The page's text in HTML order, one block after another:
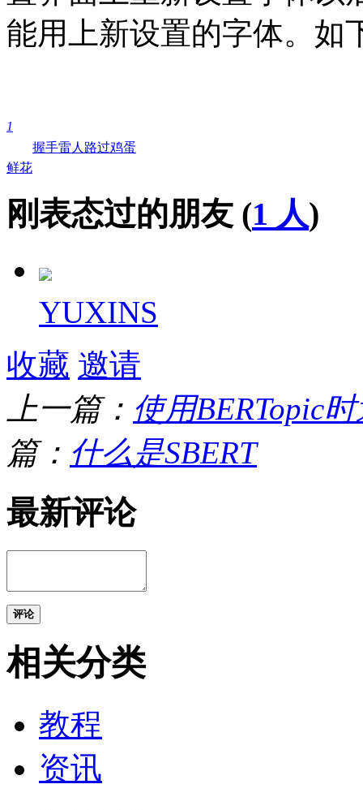
能用上新设置的字体。如
1
鲜花
握手雷人 路过鸡蛋
刚表态过的朋友 (1 人)
YUXINS
收藏 邀请
上一篇： 使用BERTopic
篇： 什么是SBERT
最新评论
评论
相关分类
教程
资讯